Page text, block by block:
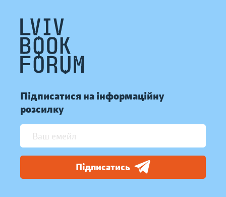
Підписатися на інформаційну
розсилку
Підписатись